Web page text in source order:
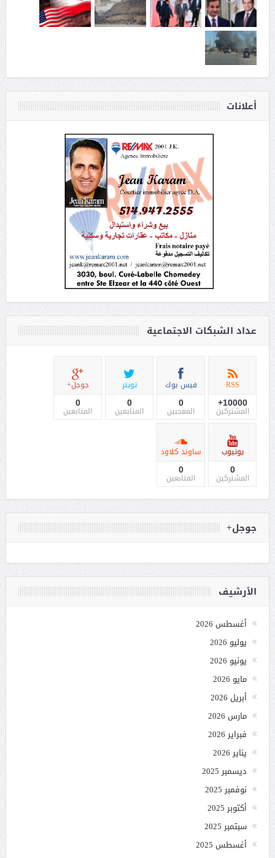
أعلانات
عداد الشبكات الاجتماعية
RSS
10000+
المشتركين
فيس بوك
0
المعجبين
تويتر
0
المتابعين
جوجل+
0
المتابعين
يوتيوب
0
المشتركين
ساوند كلاود
0
المتابعين
جوجل+
الأرشيف
أغسطس 2026
يوليو 2026
يونيو 2026
مايو 2026
أبريل 2026
مارس 2026
فبراير 2026
يناير 2026
ديسمبر 2025
نوفمبر 2025
أكتوبر 2025
سبتمبر 2025
أغسطس 2025